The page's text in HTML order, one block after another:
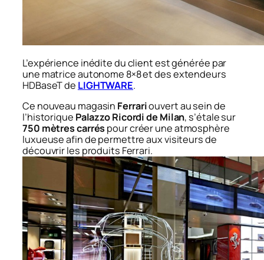
L’expérience inédite du client est générée par
une matrice autonome 8×8 et des extendeurs
HDBaseT de LIGHTWARE.
Ce nouveau magasin Ferrariouvert au sein de
l’historique Palazzo Ricordi de Milan, s’étale sur
750 mètres carrés pour créer une atmosphère
luxueuse afin de permettre aux visiteurs de
découvrir les produits Ferrari.